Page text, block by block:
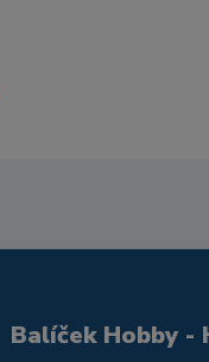
Balíček Hobby -